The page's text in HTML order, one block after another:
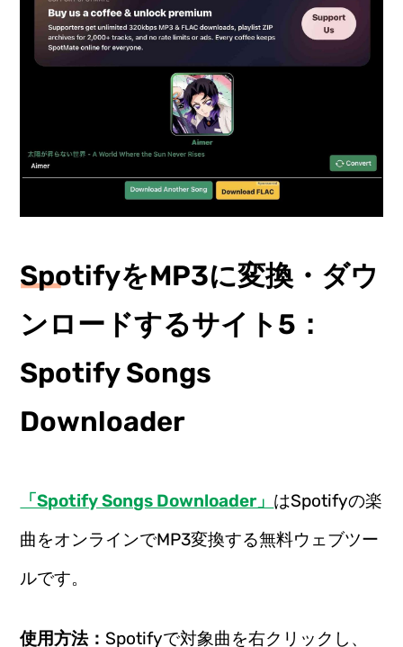
SpotifyをMP3に変換・ダウ
ンロードするサイト5：
Spotify Songs
Downloader
「Spotify Songs Downloader」 はSpotifyの楽
曲をオンラインでMP3変換する無料ウェブツー
ルです。
使用方法：Spotifyで対象曲を右クリックし、